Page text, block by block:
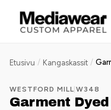
Etusivu / Kangaskassit /
WESTFORD MILL |W348
Garment